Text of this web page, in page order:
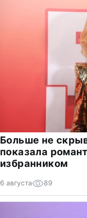
Больше не
показала
избранником
6 августа 89